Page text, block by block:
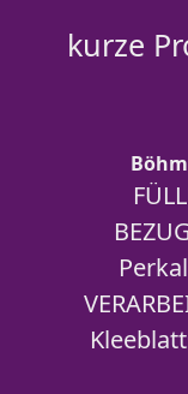
kurze